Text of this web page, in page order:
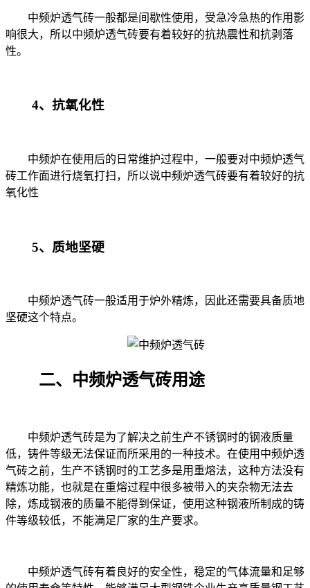
中频炉透气砖一般都是间歇性使用，受急冷急热的作用影
响很大，所以中频炉透气砖要有着较好的抗热震性和抗剥落
性。
4、 抗氧化性
中频炉在使用后的日常维护过程中，一般要对中频炉透气
砖工作面进行烧氧打扫，所以说中频炉透气砖要有着较好的抗
氧化性
5、 质地坚硬
中频炉透气砖一般适用于炉外精炼，因此还需要具备质地
坚硬这个特点。
二、中频炉透气砖用途
中频炉透气砖是为了解决之前生产不锈钢时的钢液质量
低，铸件等级无法保证而所采用的一种技术。在使用中频炉透
气砖之前，生产不锈钢时的工艺多是用重熔法，这种方法没有
精炼功能，也就是在重熔过程中很多被带入的夹杂物无法去
除，炼成钢液的质量不能得到保证，使用这种钢液所制成的铸
件等级较低，不能满足厂家的生产要求。
中频炉透气砖有着良好的安全性，稳定的气体流量和足够